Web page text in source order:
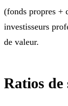
(fonds propres +
investisseurs
de valeur.
Ratios